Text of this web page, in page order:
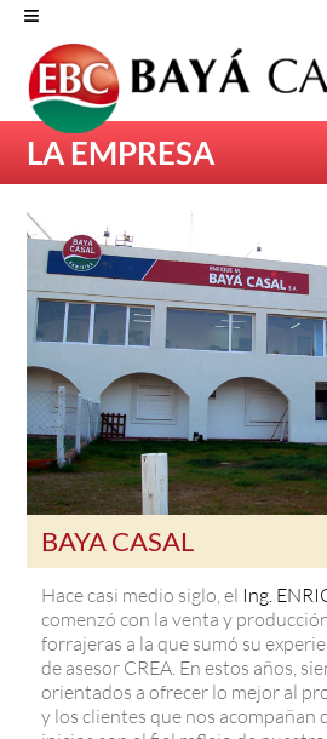
≡
LA EMPRESA
BAYA CASAL
Hace casi medio siglo, el Ing.
comenzó con la venta y
forrajeras a la que sumó su
de asesor CREA. En estos años,
orientados a ofrecer lo mejor al
y los clientes que nos acompañan